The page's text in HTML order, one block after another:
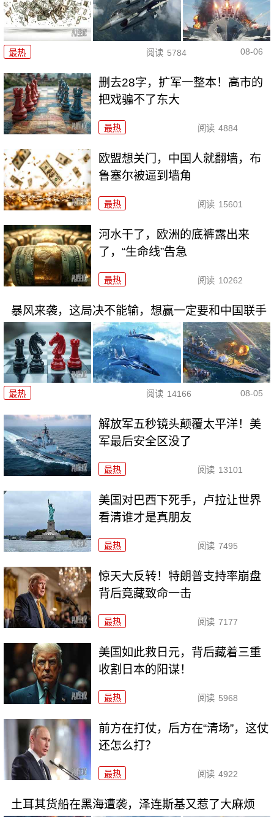
最热 阅读 5784 08-06
删去28字，扩军一整本！高市的
把戏骗不了东大
最热 阅读 4884
欧盟想关门，中国人就翻墙，布
鲁塞尔被逼到墙角
最热 阅读 15601
河水干了，欧洲的底裤露出来
了，“生命线”告急
最热 阅读 10262
暴风来袭，这局决不能输，想赢一定要和中国联手
最热 阅读 14166 08-05
解放军五秒镜头颠覆太平洋！美
军最后安全区没了
最热 阅读 13101
美国对巴西下死手，卢拉让世界
看清谁才是真朋友
最热 阅读 7495
惊天大反转！特朗普支持率崩盘
背后竟藏致命一击
最热 阅读 7177
美国如此救日元，背后藏着三重
收割日本的阳谋！
最热 阅读 5968
前方在打仗，后方在“清场”，这仗
还怎么打？
最热 阅读 4922
土耳其货船在黑海遭袭，泽连斯基又惹了大麻烦